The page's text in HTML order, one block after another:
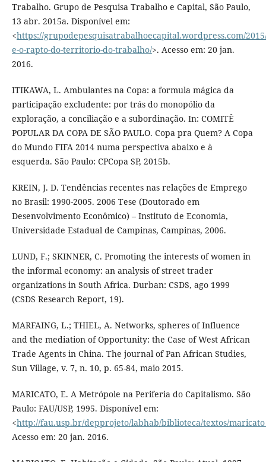
Trabalho. Grupo de Pesquisa Trabalho e Capital, São Paulo,
13 abr. 2015a. Disponível em:
<https://grupodepesquisatrabalhoecapital.wordpress.com/
e-o-rapto-do-territorio-do-trabalho/>. Acesso em: 20 jan.
2016.
ITIKAWA, L. Ambulantes na Copa: a formula mágica da
participação excludente: por trás do monopólio da
exploração, a conciliação e a subordinação. In: COMITÊ
POPULAR DA COPA DE SÃO PAULO. Copa pra Quem? A Copa
do Mundo FIFA 2014 numa perspectiva abaixo e à
esquerda. São Paulo: CPCopa SP, 2015b.
KREIN, J. D. Tendências recentes nas relações de Emprego
no Brasil: 1990-2005. 2006 Tese (Doutorado em
Desenvolvimento Econômico) – Instituto de Economia,
Universidade Estadual de Campinas, Campinas, 2006.
LUND, F.; SKINNER, C. Promoting the interests of women in
the informal economy: an analysis of street trader
organizations in South Africa. Durban: CSDS, ago 1999
(CSDS Research Report, 19).
MARFAING, L.; THIEL, A. Networks, spheres of Influence
and the mediation of Opportunity: the Case of West African
Trade Agents in China. The journal of Pan African Studies,
Sun Village, v. 7, n. 10, p. 65-84, maio 2015.
MARICATO, E. A Metrópole na Periferia do Capitalismo. São
Paulo: FAU/USP, 1995. Disponível em:
<http://fau.usp.br/depprojeto/labhab/biblioteca/textos/
Acesso em: 20 jan. 2016.